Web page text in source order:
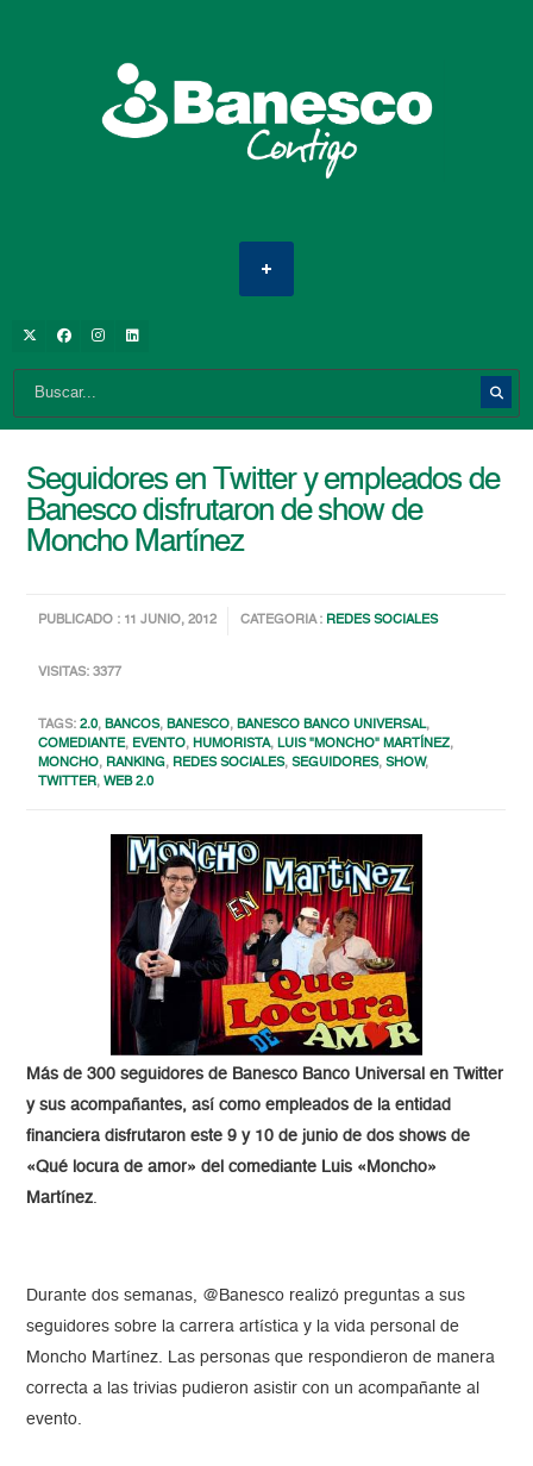
Seguidores en Twitter y empleados de
Banesco disfrutaron de show de
Moncho Martínez
PUBLICADO : 11 JUNIO, 2012 CATEGORIA : REDES SOCIALES
VISITAS: 3377
TAGS:2.0,BANCOS,BANESCO,BANESCO BANCO UNIVERSAL,
COMEDIANTE, EVENTO,HUMORISTA,LUIS "MONCHO" MARTÍNEZ,
MONCHO, RANKING, REDES SOCIALES,SEGUIDORES,SHOW,
TWITTER,WEB 2.0
Más de 300 seguidores de Banesco Banco Universal en Twitter
y sus acompañantes, así como empleados de la entidad
financiera disfrutaron este 9 y 10 de junio de dos shows de
«Qué locura de amor» del comediante Luis «Moncho»
Martínez.
Durante dos semanas, @Banesco realizó preguntas a sus
seguidores sobre la carrera artística y la vida personal de
Moncho Martínez. Las personas que respondieron de manera
correcta a las trivias pudieron asistir con un acompañante al
evento.